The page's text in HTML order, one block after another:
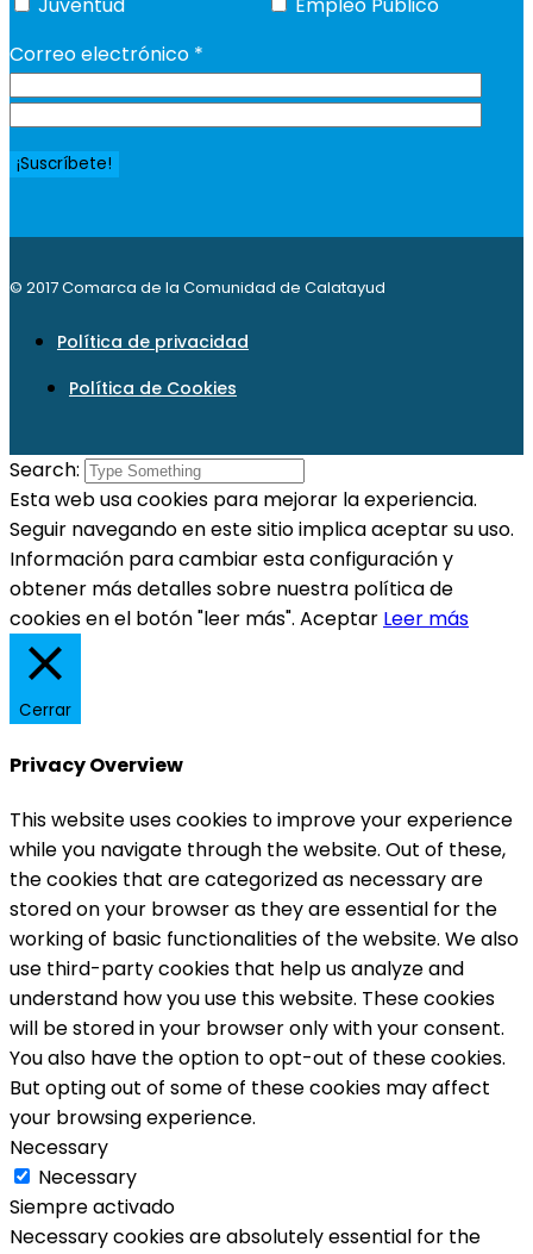
Juventud
Empleo Público
Correo electrónico *
© 2017 Comarca de la Comunidad de Calatayud
Política de privacidad
Política de Cookies
Search:
Esta web usa cookies para mejorar la experiencia.
Seguir navegando en este sitio implica aceptar su uso.
Información para cambiar esta configuración y
obtener más detalles sobre nuestra política de
cookies en el botón "leer más". Aceptar Leer más
Cerrar
Privacy Overview
This website uses cookies to improve your experience
while you navigate through the website. Out of these,
the cookies that are categorized as necessary are
stored on your browser as they are essential for the
working of basic functionalities of the website. We also
use third-party cookies that help us analyze and
understand how you use this website. These cookies
will be stored in your browser only with your consent.
You also have the option to opt-out of these cookies.
But opting out of some of these cookies may affect
your browsing experience.
Necessary
Necessary
Siempre activado
Necessary cookies are absolutely essential for the